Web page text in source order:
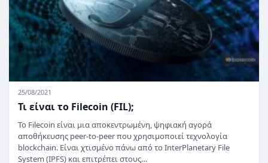
25/08/2021
Τι είναι το Filecoin (FIL);
Το Filecoin είναι μια αποκεντρωμένη, ψηφιακή αγορά
αποθήκευσης peer-to-peer που χρησιμοποιεί τεχνολογία
blockchain. Είναι χτισμένο πάνω από το InterPlanetary File
System (IPFS) και επιτρέπει στους…